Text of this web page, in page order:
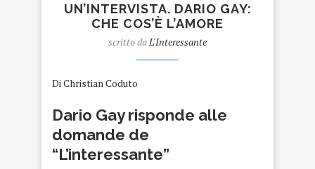
UN’INTERVISTA. DARIO GAY:
CHE COS’È L’AMORE
scritto da L'Interessante
Di Christian Coduto
Dario Gay risponde alle
domande de
“L’interessante”